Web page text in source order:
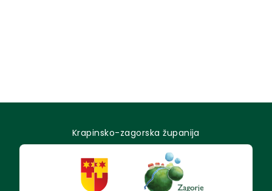
Krapinsko-zagorska županija